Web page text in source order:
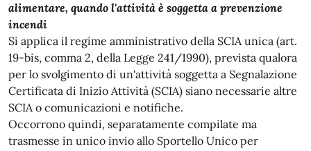
alimentare, quando l'attività è soggetta a prevenzione
incendi
Si applica il regime amministrativo della SCIA unica (art.
19-bis, comma 2, della Legge 241/1990), prevista qualora
per lo svolgimento di un'attività soggetta a Segnalazione
Certificata di Inizio Attività (SCIA) siano necessarie altre
SCIA o comunicazioni e notifiche.
Occorrono quindi, separatamente compilate ma
trasmesse in unico invio allo Sportello Unico per